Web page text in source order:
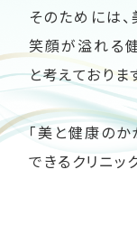
そのためには
笑顔が溢れる
と考えておりま
「美と健康の
できるクリニッ